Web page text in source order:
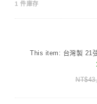
1 件庫存
This item: 台灣製 21
NT$